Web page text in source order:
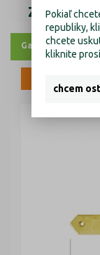
Závěs
Galerie
Pokiaľ
republiky,
chcete
kliknite
chcem